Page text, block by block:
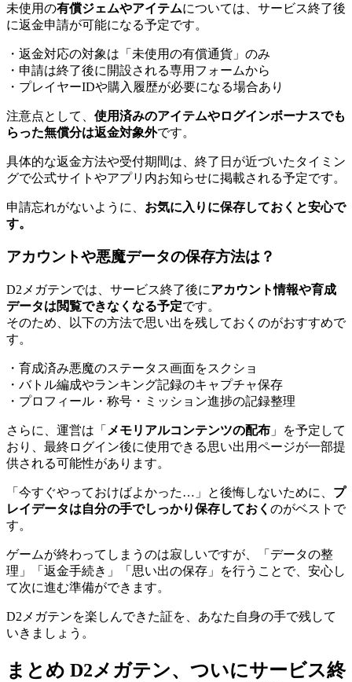
未使用の有償ジェムやアイテムについては、サービス終了後
に返金申請が可能になる予定です。
・返金対応の対象は「未使用の有償通貨」のみ
・申請は終了後に開設される専用フォームから
・プレイヤーIDや購入履歴が必要になる場合あり
注意点として、 使用済みのアイテムやログインボーナスでも
らった無償分は返金対象外です。
具体的な返金方法や受付期間は、終了日が近づいたタイミン
グで公式サイトやアプリ内お知らせに掲載される予定です。
申請忘れがないように、 お気に入りに保存しておくと安心で
す。
アカウントや悪魔データの保存方法は？
D2メガテンでは、サービス終了後にアカウント情報や育成
データは閲覧できなくなる予定です。
そのため、以下の方法で思い出を残しておくのがおすすめで
す。
・育成済み悪魔のステータス画面をスクショ
・バトル編成やランキング記録のキャプチャ保存
・プロフィール・称号・ミッション進捗の記録整理
さらに、運営は「 メモリアルコンテンツの配布 」を予定して
おり、最終ログイン後に使用できる思い出用ページが一部提
供される可能性があります。
「今すぐやっておけばよかった…」と後悔しないために、 プ
レイデータは自分の手でしっかり保存しておく のがベストで
す。
ゲームが終わってしまうのは寂しいですが、「データの整
理」「返金手続き」「思い出の保存」を行うことで、安心し
て次に進む準備ができます。
D2メガテンを楽しんできた証を、あなた自身の手で残して
いきましょう。
まとめ D2メガテン、ついにサービス終